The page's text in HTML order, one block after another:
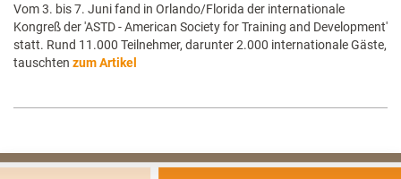
Vom 3. bis 7. Juni fand in Orlando/Florida der internationale
Kongreß der 'ASTD - American Society for Training and Development'
statt. Rund 11.000 Teilnehmer, darunter 2.000 internationale Gäste,
tauschten zum Artikel